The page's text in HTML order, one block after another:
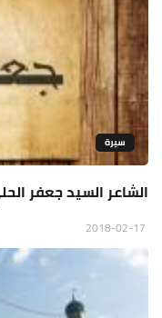
سيرة
الشاعر السيد جعفر